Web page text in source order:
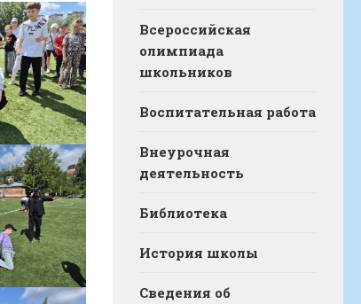
Всероссийская
олимпиада
школьников
Воспитательная работа
Внеурочная
деятельность
Библиотека
История школы
Сведения об